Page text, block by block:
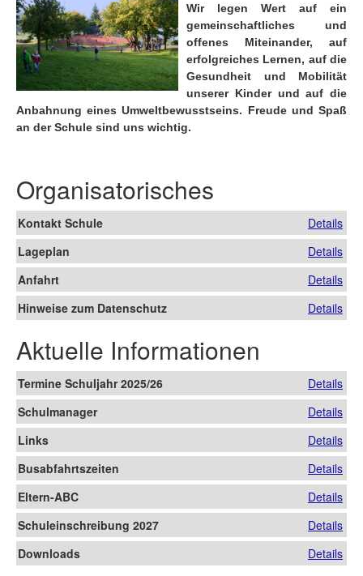
Wir legen Wert auf ein
gemeinschaftliches und
offenes Miteinander, auf
erfolgreiches Lernen, auf die
Gesundheit und Mobilität
unserer Kinder und auf die
Anbahnung eines Umweltbewusstseins. Freude und Spaß
an der Schule sind uns wichtig.
Organisatorisches
Kontakt Schule
Details
Lageplan
Details
Anfahrt
Details
Hinweise zum Datenschutz
Details
Aktuelle Informationen
Termine Schuljahr 2025/26
Details
Schulmanager
Details
Links
Details
Busabfahrtszeiten
Details
Eltern-ABC
Details
Schuleinschreibung 2027
Details
Downloads
Details